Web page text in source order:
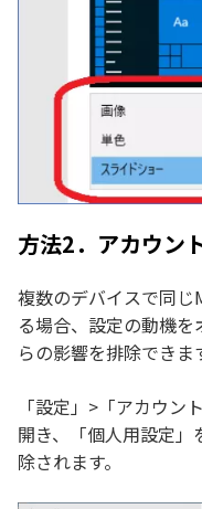
方法2．アカウン
複数のデバイスで同
る場合、設定の動機
らの影響を排除できま
「設定」>「アカウ
開き、「個人用設定
除されます。